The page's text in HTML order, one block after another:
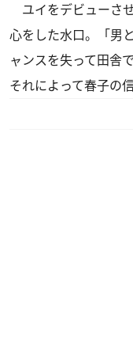
ユイをデビューさ
心をした水口。「男
ャンスを失って田舎
それによって春子の